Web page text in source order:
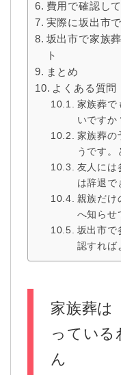
費用で確認し
実際に坂出市
坂出市で家族
ト
まとめ
よくある質問
家族葬で
いですか
家族葬の
うです。
友人には
は辞退で
親族だけ
へ知らせ
坂出市で
認すれば
家族葬は
っている
ん